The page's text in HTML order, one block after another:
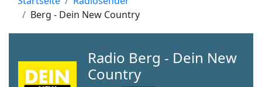
Berg - Dein New Country
Radio Berg - Dein New
Country